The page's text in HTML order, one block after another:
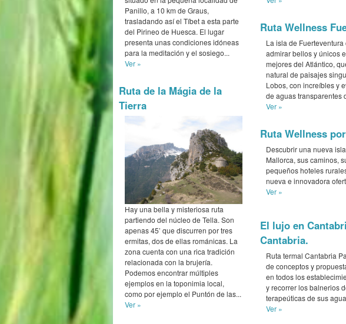
Panillo, a 10 km de Graus,
trasladando así el Tíbet a esta parte
del Pirineo de Huesca. El lugar
presenta unas condiciones idóneas
para la meditación y el sosiego...
Ver »
Ruta de la Mágia de la
Tierra
Hay una bella y misteriosa ruta
partiendo del núcleo de Tella. Son
apenas 45’ que discurren por tres
ermitas, dos de ellas románicas. La
zona cuenta con una rica tradición
relacionada con la brujería.
Podemos encontrar múltiples
ejemplos en la toponimia local,
como por ejemplo el Puntón de las...
Ver »
Ruta Wellness
La isla de
admirar bellos y únicos
mejores del Atlántico,
natural de paisajes
Lobos, con increíbles y
de aguas transparentes
Ver »
Ruta Wellness
Descubrir una nueva
Mallorca, sus caminos,
pequeños hoteles
nueva e innovadora
Ver »
El lujo en
Cantabria.
Ruta termal Cantabria
de conceptos y
en todos los
y recorrer los balnerios
terapeúticas de sus
Ver »